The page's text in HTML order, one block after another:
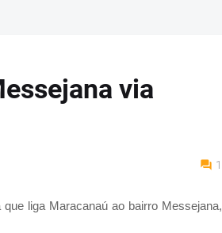
via
1
liga Maracanaú ao bairro Messejana,